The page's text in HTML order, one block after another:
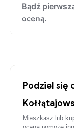
Bądź
oceną.
Podziel się
Mieszkasz lub